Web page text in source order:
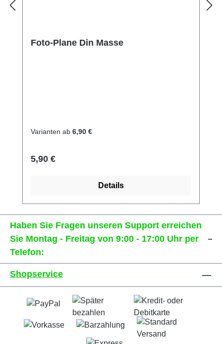
Foto-Plane Din Masse
Varianten ab 6,90 €
Regulärer Preis:
5,90 €
Details
Haben Sie Fragen unseren Support erreichen
Sie Montag - Freitag von 9:00 - 17:00 Uhr per
Telefon:
Shopservice